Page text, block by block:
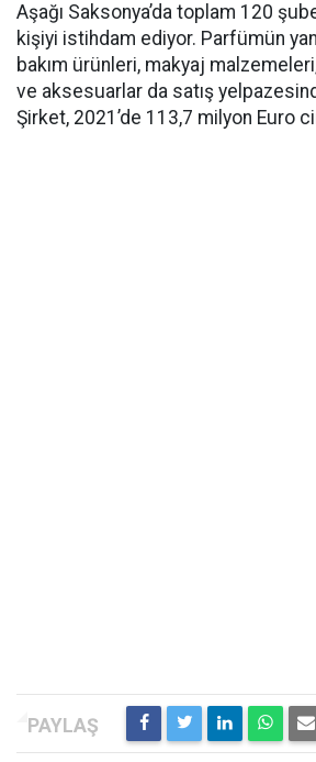
Aşağı Saksonya’da toplam 120
kişiyi istihdam ediyor. Parfümün
bakım ürünleri, makyaj
ve aksesuarlar da satış
Şirket, 2021’de 113,7 milyon Euro